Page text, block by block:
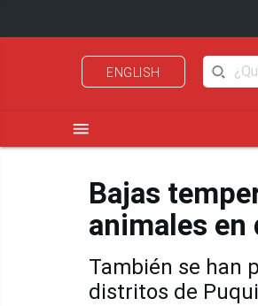
ENGLISH
menu
Bajas
animales
También se han
distritos de